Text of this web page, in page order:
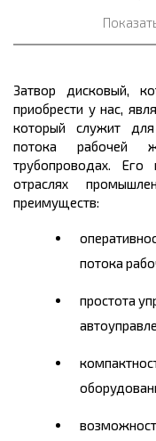
Затвор дисковый,
приобрести у нас,
который служит
потока рабочей
трубопроводах.
отраслях
преимуществ:
потока
простота